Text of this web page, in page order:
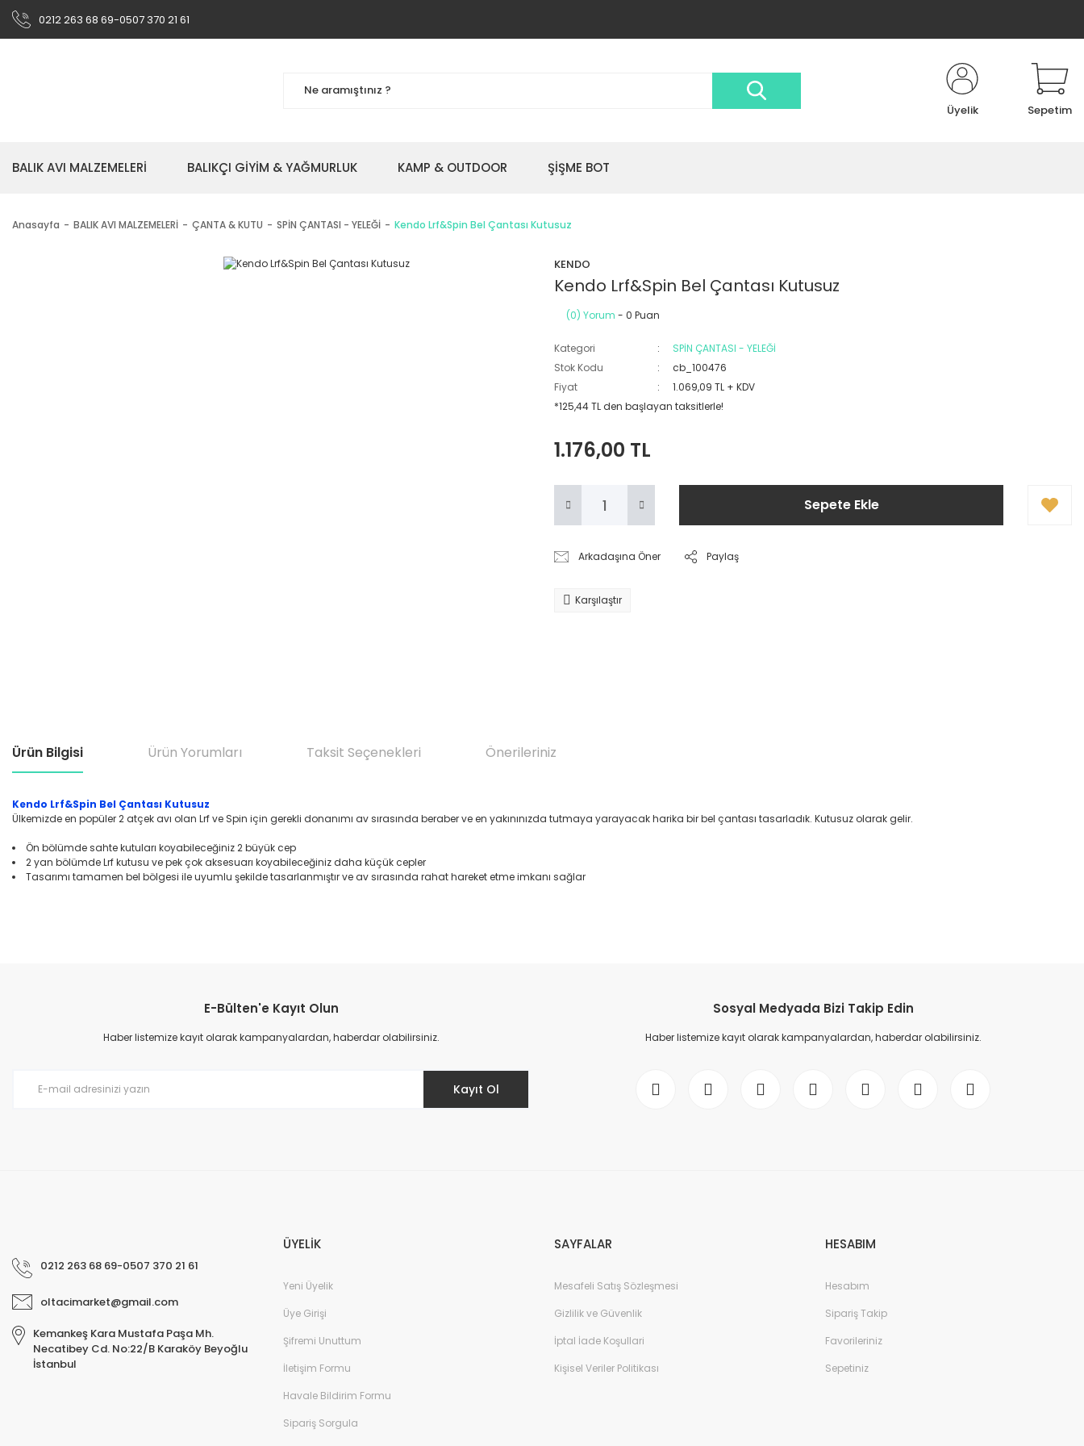
0212 263 68 69-0507 370 21 61
Üyelik Sepetim
BALIK AVI MALZEMELERİ BALIKÇI GİYİM & YAĞMURLUK KAMP & OUTDOOR ŞİŞME BOT
Anasayfa BALIK AVI MALZEMELERİ ÇANTA & KUTU SPİN ÇANTASI - YELEĞİ Kendo Lrf&Spin Bel Çantası Kutusuz
KENDO
Kendo Lrf&Spin Bel Çantası Kutusuz
(0) Yorum - 0 Puan
Kategori
SPİN ÇANTASI - YELEĞİ
Stok Kodu
cb_100476
Fiyat
1.069,09 TL + KDV
*125,44 TL den başlayan taksitlerle!
1.176,00 TL
Sepete Ekle
Arkadaşına Öner Paylaş
Karşılaştır
Ürün Bilgisi Ürün Yorumları Taksit Seçenekleri Önerileriniz
Kendo Lrf&Spin Bel Çantası Kutusuz
Ülkemizde en popüler 2 atçek avı olan Lrf ve Spin için gerekli donanımı av sırasında beraber ve en yakınınızda tutmaya yarayacak harika bir bel çantası tasarladık. Kutusuz olarak gelir.
Ön bölümde sahte kutuları koyabileceğiniz 2 büyük cep
2 yan bölümde Lrf kutusu ve pek çok aksesuarı koyabileceğiniz daha küçük cepler
Tasarımı tamamen bel bölgesi ile uyumlu şekilde tasarlanmıştır ve av sırasında rahat hareket etme imkanı sağlar
Ürün resmi kalitesiz, bozuk veya görüntülenemiyor.
Ürün açıklamasında eksik bilgiler bulunuyor.
E-Bülten'e Kayıt Olun
Haber listemize kayıt olarak kampanyalardan, haberdar olabilirsiniz.
Kayıt Ol
Sosyal Medyada Bizi Takip Edin
Haber listemize kayıt olarak kampanyalardan, haberdar olabilirsiniz.
0212 263 68 69-0507 370 21 61
oltacimarket@gmail.com
Kemankeş Kara Mustafa Paşa Mh.
Necatibey Cd. No:22/B Karaköy Beyoğlu
İstanbul
ÜYELİK
Yeni Üyelik
Üye Girişi
Şifremi Unuttum
İletişim Formu
Havale Bildirim Formu
Sipariş Sorgula
SAYFALAR
Mesafeli Satış Sözleşmesi
Gizlilik ve Güvenlik
İptal İade Koşullari
Kişisel Veriler Politikası
HESABIM
Hesabım
Sipariş Takip
Favorileriniz
Sepetiniz